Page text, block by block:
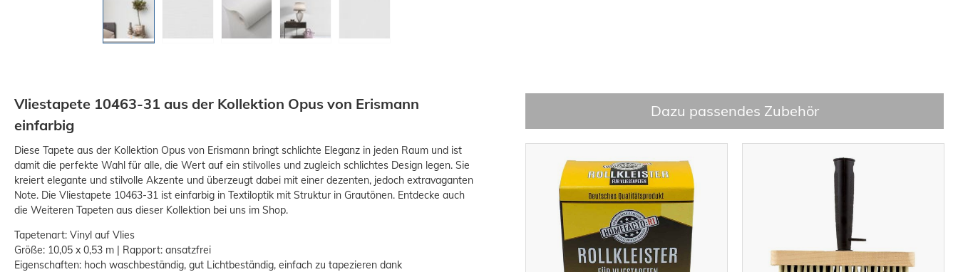
Vliestapete 10463-31 aus der Kollektion Opus von Erismann
einfarbig
Diese Tapete aus der Kollektion Opus von Erismann bringt schlichte Eleganz in jeden Raum und ist
damit die perfekte Wahl für alle, die Wert auf ein stilvolles und zugleich schlichtes Design legen. Sie
kreiert elegante und stilvolle Akzente und überzeugt dabei mit einer dezenten, jedoch extravaganten
Note. Die Vliestapete 10463-31 ist einfarbig in Textiloptik mit Struktur in Grautönen. Entdecke auch
die Weiteren Tapeten aus dieser Kollektion bei uns im Shop.
Tapetenart: Vinyl auf Vlies
Größe: 10,05 x 0,53 m | Rapport: ansatzfrei
Eigenschaften: hoch waschbeständig, gut Lichtbeständig, einfach zu tapezieren dank
Dazu passendes Zubehör